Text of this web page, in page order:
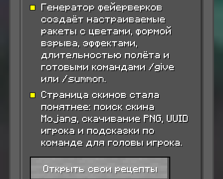
Генератор фейерверков
создаёт настраиваемые
ракеты с цветами, формой
взрыва, эффектами,
длительностью полёта и
готовыми командами /give
или /summon.
Страница скинов стала
понятнее: поиск скина
Mojang, скачивание PNG, UUID
игрока и подсказки по
команде для головы игрока.
Открыть свои рецепты